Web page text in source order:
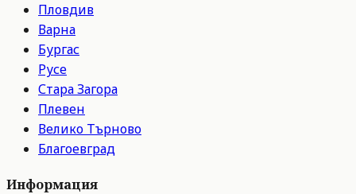
Пловдив
Варна
Бургас
Русе
Стара Загора
Плевен
Велико Търново
Благоевград
Информация